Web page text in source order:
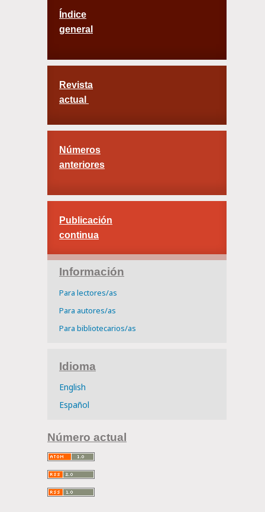
Índice
general
Revista
actual
Números
anteriores
Publicación
continua
Información
Para lectores/as
Para autores/as
Para bibliotecarios/as
Idioma
English
Español
Número actual